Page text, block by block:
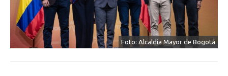
Foto: Alcaldía Mayor de Bogotá